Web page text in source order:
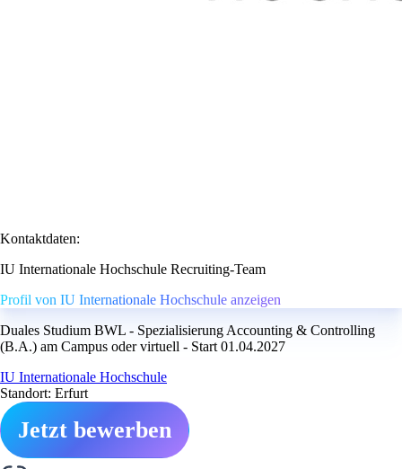
Kontaktdaten:
IU Internationale Hochschule Recruiting-Team
Profil von IU Internationale Hochschule anzeigen
Duales Studium BWL - Spezialisierung Accounting & Controlling
(B.A.) am Campus oder virtuell - Start 01.04.2027
IU Internationale Hochschule
Standort: Erfurt
Jetzt bewerben